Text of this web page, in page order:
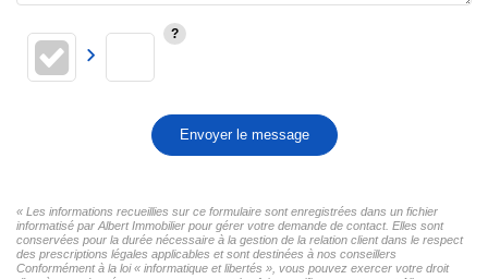
Envoyer le message
« Les informations recueillies sur ce formulaire sont enregistrées dans un fichier
informatisé par Albert Immobilier pour gérer votre demande de contact. Elles sont
conservées pour la durée nécessaire à la gestion de la relation client dans le respect
des prescriptions légales applicables et sont destinées à nos conseillers
Conformément à la loi « informatique et libertés », vous pouvez exercer votre droit